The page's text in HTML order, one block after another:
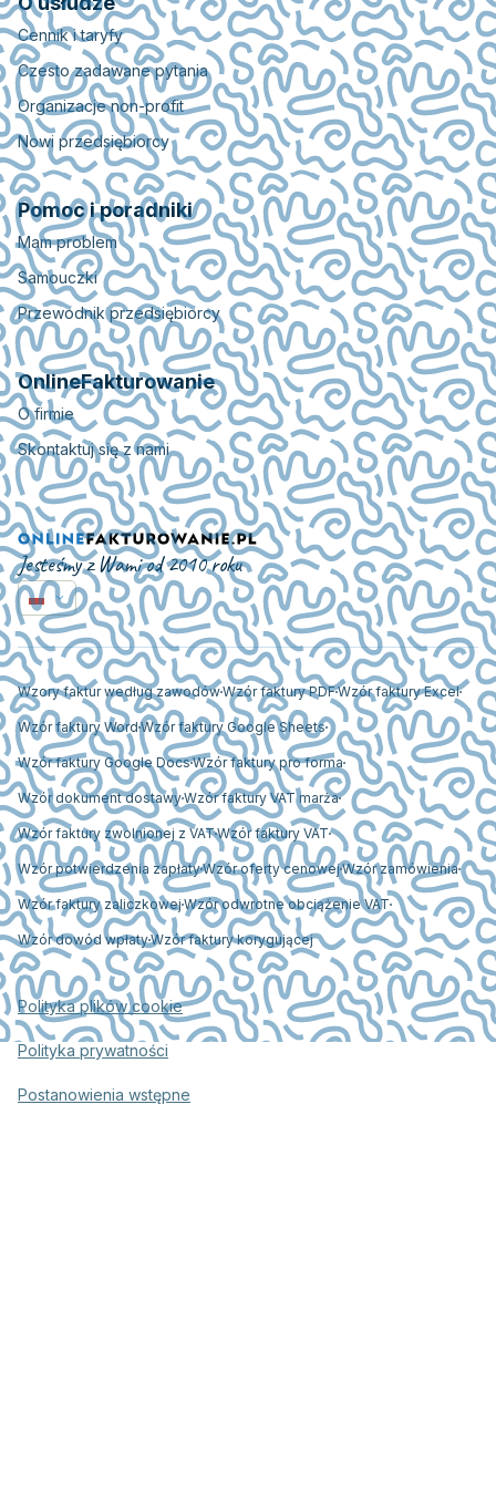
Cennik i taryfy
Czesto zadawane pytania
Organizacje non-profit
Nowi przedsiębiorcy
Pomoc i poradniki
Mam problem
Samouczki
Przewodnik przedsiębiorcy
OnlineFakturowanie
O firmie
Skontaktuj się z nami
Jesteśmy z Wami od 2010 roku
Wzory faktur według zawodówWzór faktury PDFWzór faktury Excel
Wzór faktury Word Wzór faktury Google Sheets
Wzór faktury Google DocsWzór faktury pro forma
Wzór dokument dostawyWzór faktury VAT marża
Wzór faktury zwolnionej z VATWzór faktury VAT
Wzór potwierdzenia zapłatyWzór oferty cenowejWzór zamówienia
Wzór faktury zaliczkowej Wzór odwrotne obciążenie VAT
Wzór dowód wpłatyWzór faktury korygującej
Polityka plików cookie
Polityka prywatności
Postanowienia wstępne